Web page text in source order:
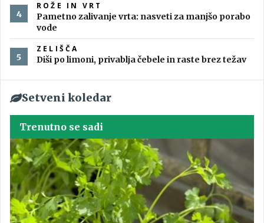
ROŽE IN VRT
Pametno zalivanje vrta: nasveti za manjšo porabo
vode
ZELIŠČA
Diši po limoni, privablja čebele in raste brez težav
Setveni koledar
Trenutno se sadi